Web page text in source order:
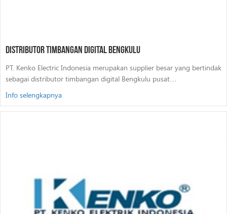
Distributor Timbangan Digital Bengkulu
PT. Kenko Electric Indonesia merupakan supplier besar yang bertindak
sebagai distributor timbangan digital Bengkulu pusat…
Info selengkapnya